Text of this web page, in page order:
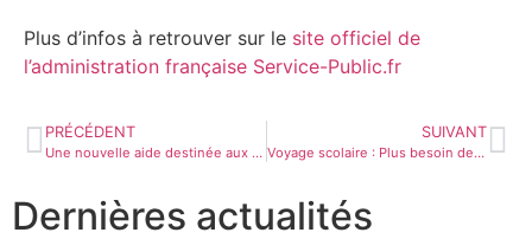
Plus d’infos à retrouver sur le site officiel de
l’administration française Service-Public.fr
PRÉCÉDENT
Une nouvelle aide destinée aux personnes en situation de handicap
SUIVANT
Voyage scolaire : Plus besoin de passeport
Dernières actualités